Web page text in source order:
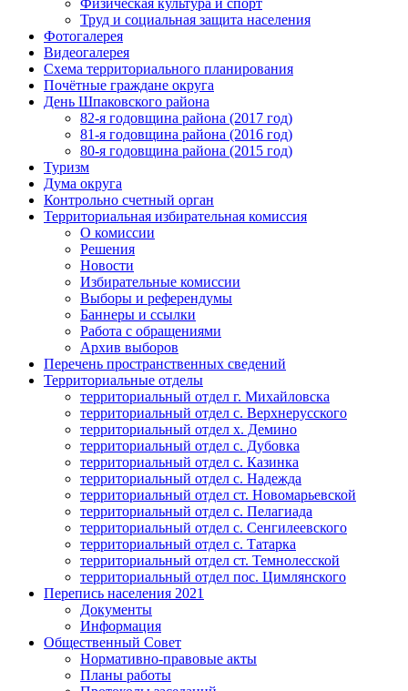
Физическая культура и спорт
Труд и социальная защита населения
Фотогалерея
Видеогалерея
Схема территориального планирования
Почётные граждане округа
День Шпаковского района
82-я годовщина района (2017 год)
81-я годовщина района (2016 год)
80-я годовщина района (2015 год)
Туризм
Дума округа
Контрольно счетный орган
Территориальная избирательная комиссия
О комиссии
Решения
Новости
Избирательные комиссии
Выборы и референдумы
Баннеры и ссылки
Работа с обращениями
Архив выборов
Перечень пространственных сведений
Территориальные отделы
территориальный отдел г. Михайловска
территориальный отдел с. Верхнерусского
территориальный отдел х. Демино
территориальный отдел с. Дубовка
территориальный отдел с. Казинка
территориальный отдел с. Надежда
территориальный отдел ст. Новомарьевской
территориальный отдел с. Пелагиада
территориальный отдел с. Сенгилеевского
территориальный отдел с. Татарка
территориальный отдел ст. Темнолесской
территориальный отдел пос. Цимлянского
Перепись населения 2021
Документы
Информация
Общественный Совет
Нормативно-правовые акты
Планы работы